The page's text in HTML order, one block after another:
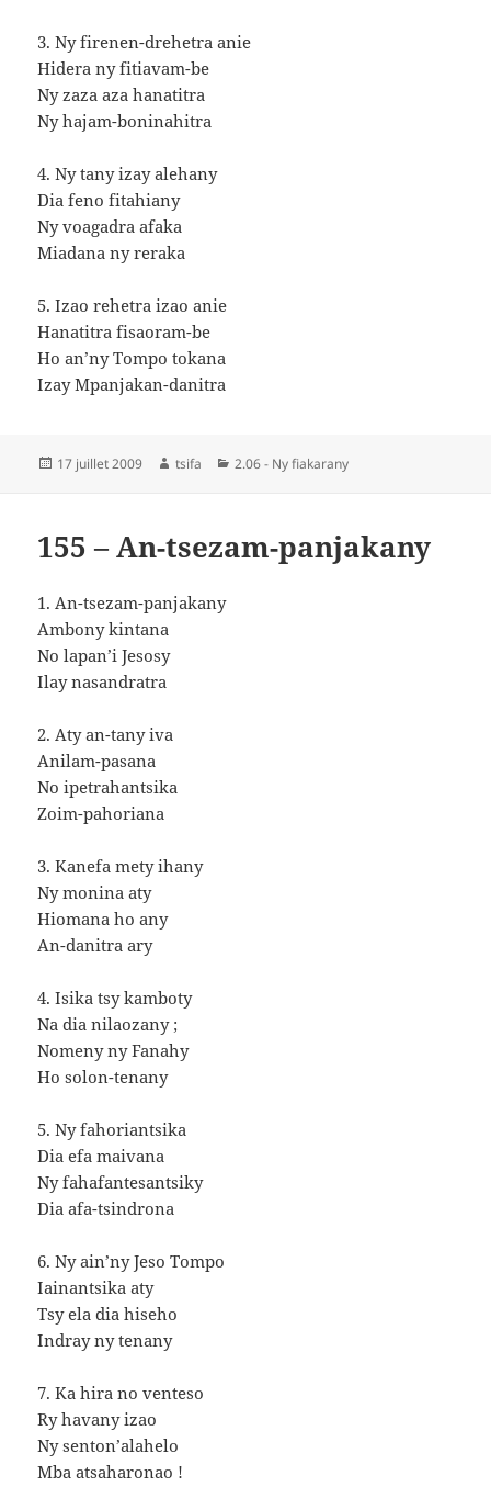
3. Ny firenen-drehetra anie
Hidera ny fitiavam-be
Ny zaza aza hanatitra
Ny hajam-boninahitra
4. Ny tany izay alehany
Dia feno fitahiany
Ny voagadra afaka
Miadana ny reraka
5. Izao rehetra izao anie
Hanatitra fisaoram-be
Ho an’ny Tompo tokana
Izay Mpanjakan-danitra
Publié
17 juillet 2009 Auteur
tsifa Catégories
2.06 - Ny fiakarany
155 – An-tsezam-panjakany
1. An-tsezam-panjakany
Ambony kintana
No lapan’i Jesosy
Ilay nasandratra
2. Aty an-tany iva
Anilam-pasana
No ipetrahantsika
Zoim-pahoriana
3. Kanefa mety ihany
Ny monina aty
Hiomana ho any
An-danitra ary
4. Isika tsy kamboty
Na dia nilaozany ;
Nomeny ny Fanahy
Ho solon-tenany
5. Ny fahoriantsika
Dia efa maivana
Ny fahafantesantsiky
Dia afa-tsindrona
6. Ny ain’ny Jeso Tompo
Iainantsika aty
Tsy ela dia hiseho
Indray ny tenany
7. Ka hira no venteso
Ry havany izao
Ny senton’alahelo
Mba atsaharonao !